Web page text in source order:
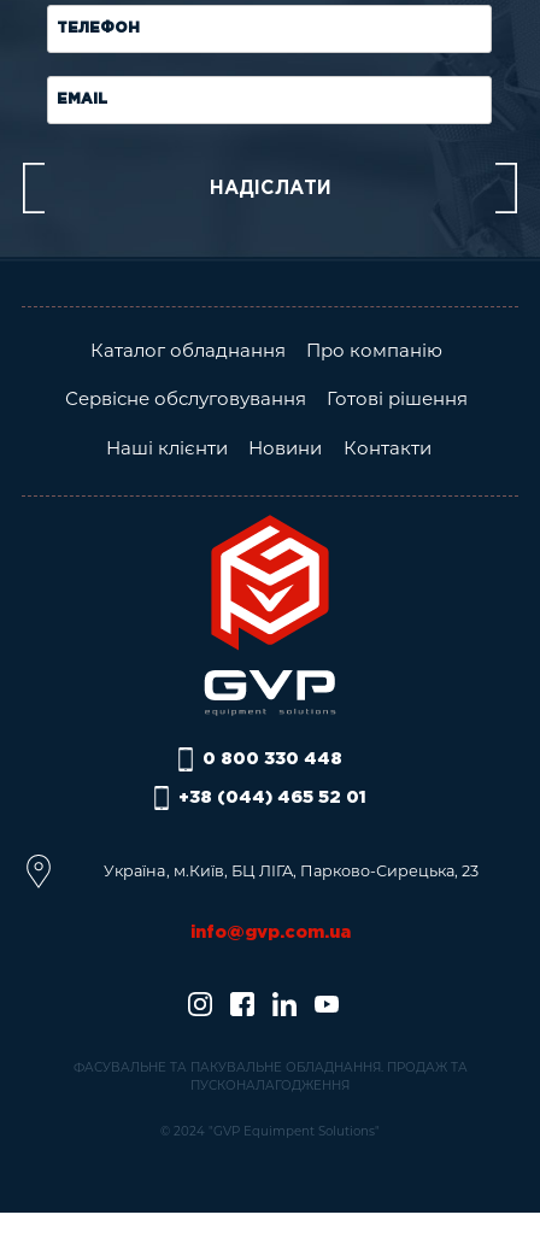
ТЕЛЕФОН
EMAIL
Каталог обладнання Про компанію
Сервісне обслуговування Готові рішення
Наші клієнти Новини Контакти
0 800 330 448
+38 (044) 465 52 01
Українa, м.Київ, БЦ ЛІГА, Парково-Сирецька, 23
info@gvp.com.ua
ФАСУВАЛЬНЕ ТА ПАКУВАЛЬНЕ ОБЛАДНАННЯ. ПРОДАЖ ТА
ПУСКОНАЛАГОДЖЕННЯ
© 2024 "GVP Equimpent Solutions"